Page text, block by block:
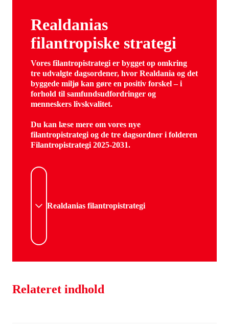
Realdanias
filantropiske strategi
Vores filantropistrategi er bygget op omkring
tre udvalgte dagsordener, hvor Realdania og det
byggede miljø kan gøre en positiv forskel – i
forhold til samfundsudfordringer og
menneskers livskvalitet.
Du kan læse mere om vores nye
filantropistrategi og de tre dagsordner i folderen
Filantropistrategi 2025-2031.
Realdanias filantropistrategi
Relateret indhold